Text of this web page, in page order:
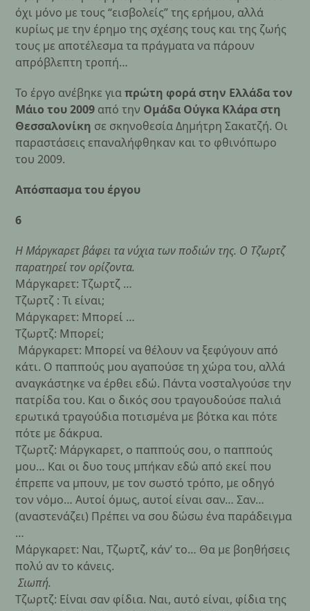
όχι μόνο με τους “εισβολείς” της ερήμου, αλλά
κυρίως με την έρημο της σχέσης τους και της ζωής
τους με αποτέλεσμα τα πράγματα να πάρουν
απρόβλεπτη τροπή…
Το έργο ανέβηκε γιαπρώτη φορά στην Ελλάδα τον
Μάιο του 2009 από την Ομάδα Ούγκα Κλάρα στη
Θεσσαλονίκη σε σκηνοθεσία Δημήτρη Σακατζή. Οι
παραστάσεις επαναλήφθηκαν και το φθινόπωρο
του 2009.
Απόσπασμα του έργου
6
Η Μάργκαρετ βάφει τα νύχια των ποδιών της. Ο Τζωρτζ
παρατηρεί τον ορίζοντα.
Μάργκαρετ: Τζωρτζ …
Τζωρτζ : Τι είναι;
Μάργκαρετ: Μπορεί …
Τζωρτζ: Μπορεί;
Μάργκαρετ: Μπορεί να θέλουν να ξεφύγουν από
κάτι. Ο παππούς μου αγαπούσε τη χώρα του, αλλά
αναγκάστηκε να έρθει εδώ. Πάντα νοσταλγούσε την
πατρίδα του. Και ο δικός σου τραγουδούσε παλιά
ερωτικά τραγούδια ποτισμένα με βότκα και πότε
πότε με δάκρυα.
Τζωρτζ: Μάργκαρετ, ο παππούς σου, ο παππούς
μου… Και οι δυο τους μπήκαν εδώ από εκεί που
έπρεπε να μπουν, με τον σωστό τρόπο, με οδηγό
τον νόμο… Αυτοί όμως, αυτοί είναι σαν… Σαν…
(αναστενάζει) Πρέπει να σου δώσω ένα παράδειγμα
…
Μάργκαρετ: Ναι, Τζωρτζ, κάν’ το… Θα με βοηθήσεις
πολύ αν το κάνεις.
Σιωπή.
Τζωρτζ: Είναι σαν φίδια. Ναι, αυτό είναι, φίδια της